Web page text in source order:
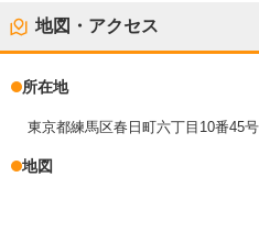
地図・アクセス
所在地
東京都練馬区春日町六丁目10番45
地図